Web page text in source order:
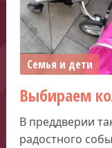
Семья и дети
Выбираем
В преддверии
радостного